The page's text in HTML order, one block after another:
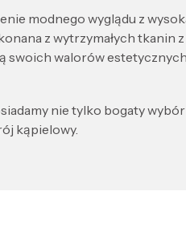
modnego wyglądu z
z wytrzymałych tkanin
swoich walorów
nie tylko bogaty
kąpielowy.